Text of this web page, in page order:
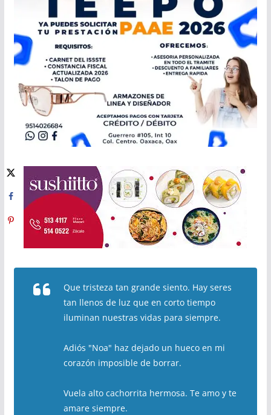
Que tristeza tan grande siento. Hay seres
tan llenos de luz que en corto tiempo
iluminan nuestras vidas para siempre.
Adiós "Noa" haz dejado un hueco en mi
corazón imposible de borrar.
Vuela alto cachorrita hermosa. Te amo y te
amare siempre.